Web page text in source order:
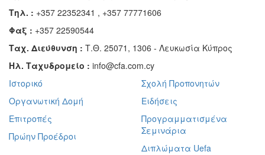
Τηλ. : +357 22352341 , +357 77771606
Φαξ : +357 22590544
Ταχ. Διεύθυνση : Τ.Θ. 25071, 1306 - Λευκωσία Κύπρος
Ηλ. Ταχυδρομείο : info@cfa.com.cy
Ιστορικό
Οργανωτική Δομή
Επιτροπές
Πρώην Προέδροι
Σχολή Προπονητών
Ειδήσεις
Προγραμματισμένα
Σεμινάρια
Διπλώματα Uefa